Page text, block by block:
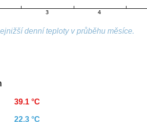
denní teploty v průběhu měsíce.
39.1 °C
22.3 °C